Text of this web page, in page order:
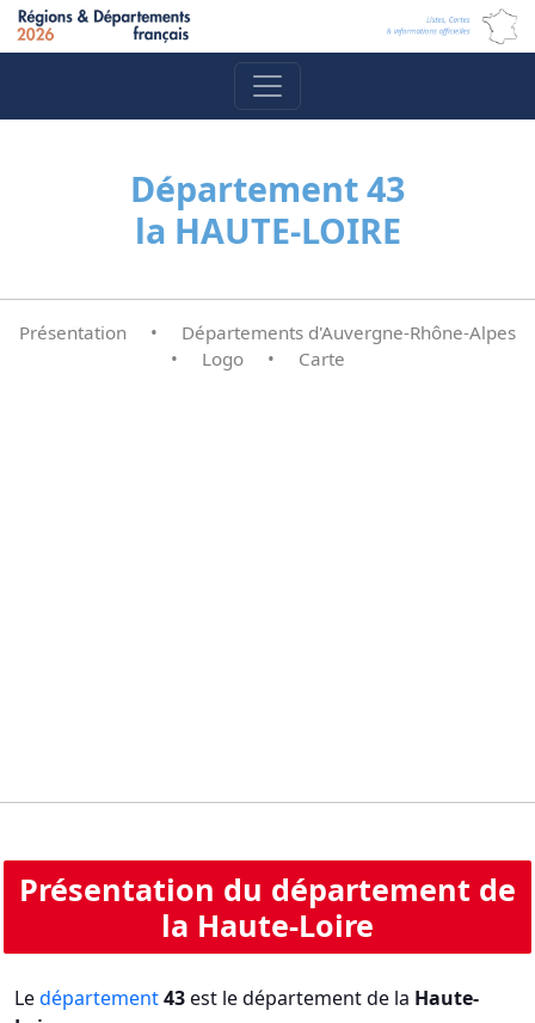
Département 43
la HAUTE-LOIRE
Présentation •
Départements d'Auvergne-Rhône-Alpes
•
Logo • Carte
Présentation du département de
la Haute-Loire
Ledépartement43est le département de la Haute-